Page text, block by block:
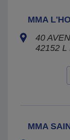
MMA
40
42152 L
MMA